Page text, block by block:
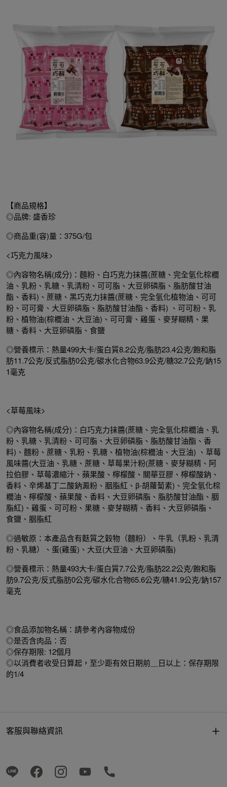
【商品規格】
◎品牌: 盛香珍
◎商品重(容)量：375G/包
<巧克力風味>
◎內容物名稱(成分)：麵粉、白巧克力抹醬(蔗糖、完全氫化棕櫚
油、乳粉、乳糖、乳清粉、可可脂、大豆卵磷脂、脂肪酸甘油
酯、香料)、蔗糖、黑巧克力抹醬(蔗糖、完全氫化植物油、可可
粉、可可膏、大豆卵磷脂、脂肪酸甘油酯、香料) 、可可粉、乳
粉、植物油(棕櫚油、大豆油)、可可膏、雞蛋、麥芽糊精、果
糖、香料、大豆卵磷脂、食鹽
◎營養標示：熱量499大卡/蛋白質8.2公克/脂肪23.4公克/飽和脂
肪11.7公克/反式脂肪0公克/碳水化合物63.9公克/糖32.7公克/鈉15
1毫克
<草莓風味>
◎內容物名稱(成分)：白巧克力抹醬(蔗糖、完全氫化棕櫚油、乳
粉、乳糖、乳清粉、可可脂、大豆卵磷脂、脂肪酸甘油酯、香
料)、麵粉、蔗糖、乳粉、乳糖、植物油(棕櫚油、大豆油) 、草莓
風味醬(大豆油、乳糖、蔗糖、草莓果汁粉(蔗糖、麥芽糊精、阿
拉伯膠、草莓濃縮汁、蘋果酸、檸檬酸、關華豆膠、檸檬酸鈉、
香料、辛烯基丁二酸鈉澱粉、胭脂紅、β-胡蘿蔔素)、完全氫化棕
櫚油、檸檬酸、蘋果酸、香料、大豆卵磷脂、脂肪酸甘油酯、胭
脂紅)、雞蛋、可可粉、果糖、麥芽糊精、香料、大豆卵磷脂、
食鹽、胭脂紅
◎過敏原：本產品含有麩質之穀物（麵粉）、牛乳（乳粉、乳清
粉、乳糖）、蛋(雞蛋)、大豆(大豆油、大豆卵磷脂)
◎營養標示：熱量493大卡/蛋白質7.7公克/脂肪22.2公克/飽和脂
肪9.7公克/反式脂肪0公克/碳水化合物65.6公克/糖41.9公克/鈉157
毫克
◎食品添加物名稱：請參考內容物成份
◎是否含肉品：否
◎保存期限: 12個月
◎以消費者收受日算起，至少距有效日期前＿日以上：保存期限
的1/4
客服與聯絡資訊